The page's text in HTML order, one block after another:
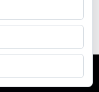
reservados.